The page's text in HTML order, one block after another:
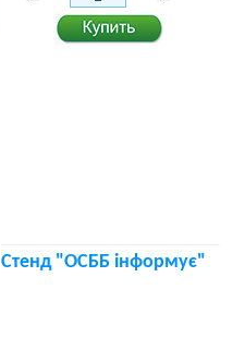
Стенд "ОСББ інформує"